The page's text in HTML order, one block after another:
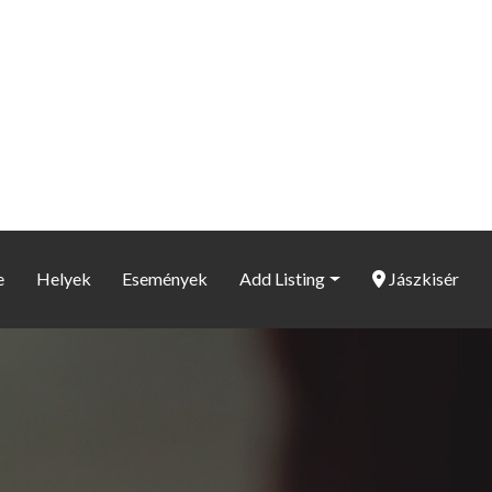
Helyek Események Add Listing Jászkisér